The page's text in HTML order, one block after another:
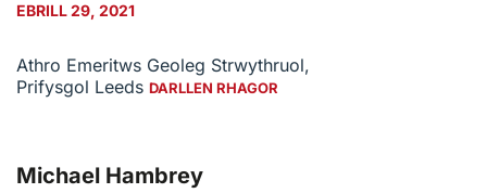
EBRILL 29, 2021
Athro Emeritws Geoleg Strwythruol,
Prifysgol Leeds DARLLEN RHAGOR
Michael Hambrey